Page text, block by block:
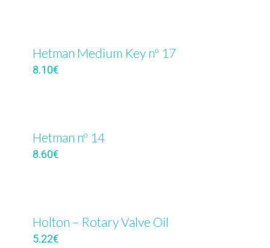
Hetman Medium Key nº 17
8.10€
Hetman nº 14
8.60€
Holton – Rotary Valve Oil
5.22€